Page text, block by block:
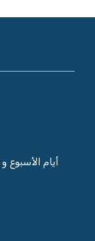
أيام الأسبوع